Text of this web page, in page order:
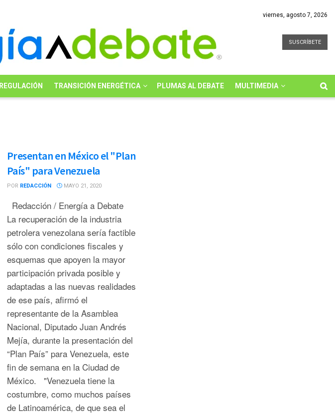
viernes, agosto 7, 2026
SUSCRÍBETE
REGULACIÓN TRANSICIÓN ENERGÉTICA PLUMAS AL DEBATE MULTIMEDIA
Presentan en México el "Plan
País" para Venezuela
POR REDACCIÓN MAYO 21, 2020
Redacción / Energía a Debate
La recuperación de la industria
petrolera venezolana sería factible
sólo con condiciones fiscales y
esquemas que apoyen la mayor
participación privada posible y
adaptadas a las nuevas realidades
de ese país, afirmó el
representante de la Asamblea
Nacional, Diputado Juan Andrés
Mejía, durante la presentación del
“Plan País” para Venezuela, este
fin de semana en la Ciudad de
México. "Venezuela tiene la
costumbre, como muchos países
de Latinoamérica, de que sea el